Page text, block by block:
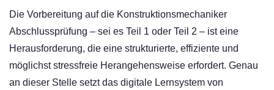
Die Vorbereitung auf die Konstruktionsmechaniker
Abschlussprüfung – sei es Teil 1 oder Teil 2 – ist eine
Herausforderung, die eine strukturierte, effiziente und
möglichst stressfreie Herangehensweise erfordert. Genau
an dieser Stelle setzt das digitale Lernsystem von